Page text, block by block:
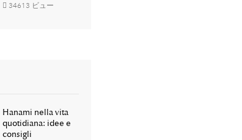
34613 ビュー
Hanami nella vita
quotidiana: idee e
consigli